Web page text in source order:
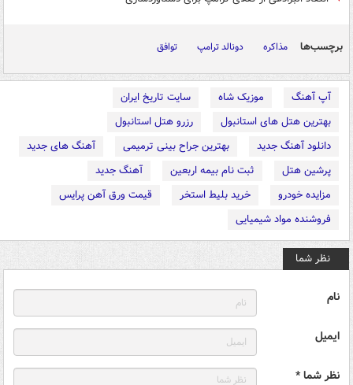
برچسب‌ها مذاکره دونالد ترامپ توافق
آپ آهنگ موزیک شاه
سایت تاریخ ایران
بهترین هتل های استانبول
رزرو هتل استانبول
دانلود آهنگ جدید
بهترین جراح بینی ترمیمی
آهنگ های جدید
پرشین هتل
ثبت نام بیمه اربعین
آهنگ جدید
مزایده خودرو
خرید بلیط استخر
قیمت ورق آهن پرایس
فروشنده مواد شیمیایی
نظر شما
نام
ایمیل
نظر شما *